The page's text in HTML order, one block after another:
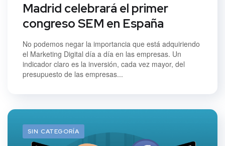
Madrid celebrará el primer
congreso SEM en España
No podemos negar la importancia que está adquiriendo
el Marketing Digital día a día en las empresas. Un
indicador claro es la inversión, cada vez mayor, del
presupuesto de las empresas...
SIN CATEGORÍA